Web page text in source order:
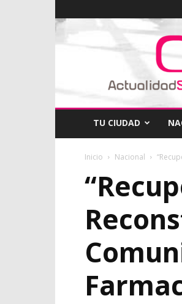
ActualidadSocial
TU CIUDAD
Inicio Nacional